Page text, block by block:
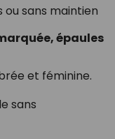
sans maintien
épaules
et féminine.
sans